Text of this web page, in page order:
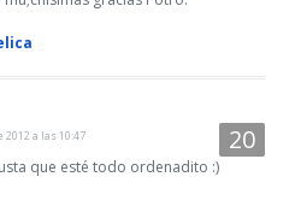
2012 a las 10:47
que esté todo ordenadito :)